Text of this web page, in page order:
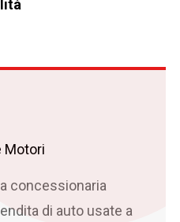
concessionaria
di auto usate a